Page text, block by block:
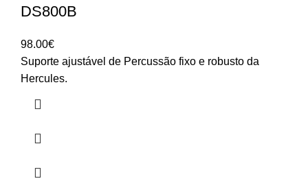
DS800B
98.00€
Suporte ajustável de Percussão fixo e robusto da
Hercules.